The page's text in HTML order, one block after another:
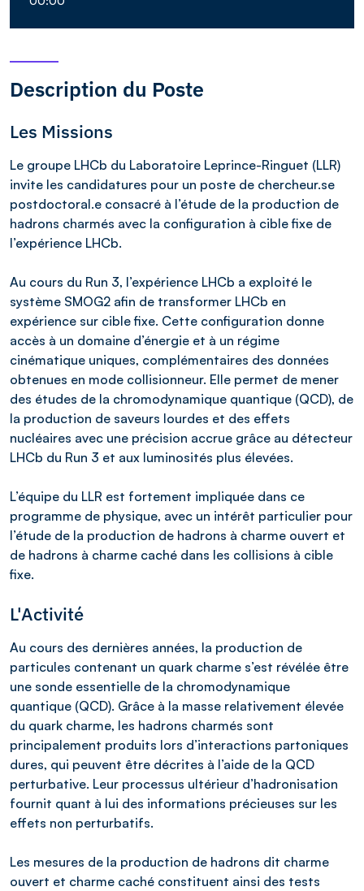
Description du Poste
Les Missions
Le groupe LHCb du Laboratoire Leprince-Ringuet (LLR)
invite les candidatures pour un poste de chercheur.se
postdoctoral.e consacré à l’étude de la production de
hadrons charmés avec la configuration à cible fixe de
l’expérience LHCb.
Au cours du Run 3, l’expérience LHCb a exploité le
système SMOG2 afin de transformer LHCb en
expérience sur cible fixe. Cette configuration donne
accès à un domaine d’énergie et à un régime
cinématique uniques, complémentaires des données
obtenues en mode collisionneur. Elle permet de mener
des études de la chromodynamique quantique (QCD), de
la production de saveurs lourdes et des effets
nucléaires avec une précision accrue grâce au détecteur
LHCb du Run 3 et aux luminosités plus élevées.
L’équipe du LLR est fortement impliquée dans ce
programme de physique, avec un intérêt particulier pour
l’étude de la production de hadrons à charme ouvert et
de hadrons à charme caché dans les collisions à cible
fixe.
L'Activité
Au cours des dernières années, la production de
particules contenant un quark charme s’est révélée être
une sonde essentielle de la chromodynamique
quantique (QCD). Grâce à la masse relativement élevée
du quark charme, les hadrons charmés sont
principalement produits lors d’interactions partoniques
dures, qui peuvent être décrites à l’aide de la QCD
perturbative. Leur processus ultérieur d’hadronisation
fournit quant à lui des informations précieuses sur les
effets non perturbatifs.
Les mesures de la production de hadrons dit charme
ouvert et charme caché constituent ainsi des tests